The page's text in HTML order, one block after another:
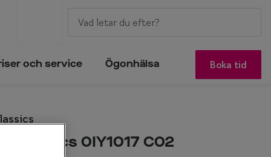
och service Ögonhälsa Boka tid
Classics 0IY1017 C02